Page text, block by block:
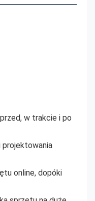
w trakcie i po
projektowania
online, dopóki